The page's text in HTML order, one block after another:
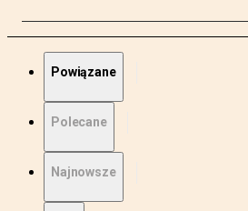
Powiązane
Polecane
Najnowsze